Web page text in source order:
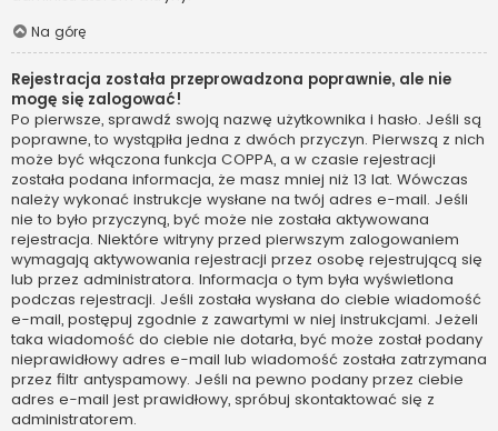
Na górę
Rejestracja została przeprowadzona poprawnie, ale nie
mogę się zalogować!
Po pierwsze, sprawdź swoją nazwę użytkownika i hasło. Jeśli są
poprawne, to wystąpiła jedna z dwóch przyczyn. Pierwszą z nich
może być włączona funkcja COPPA, a w czasie rejestracji
została podana informacja, że masz mniej niż 13 lat. Wówczas
należy wykonać instrukcje wysłane na twój adres e-mail. Jeśli
nie to było przyczyną, być może nie została aktywowana
rejestracja. Niektóre witryny przed pierwszym zalogowaniem
wymagają aktywowania rejestracji przez osobę rejestrującą się
lub przez administratora. Informacja o tym była wyświetlona
podczas rejestracji. Jeśli została wysłana do ciebie wiadomość
e-mail, postępuj zgodnie z zawartymi w niej instrukcjami. Jeżeli
taka wiadomość do ciebie nie dotarła, być może został podany
nieprawidłowy adres e-mail lub wiadomość została zatrzymana
przez filtr antyspamowy. Jeśli na pewno podany przez ciebie
adres e-mail jest prawidłowy, spróbuj skontaktować się z
administratorem.